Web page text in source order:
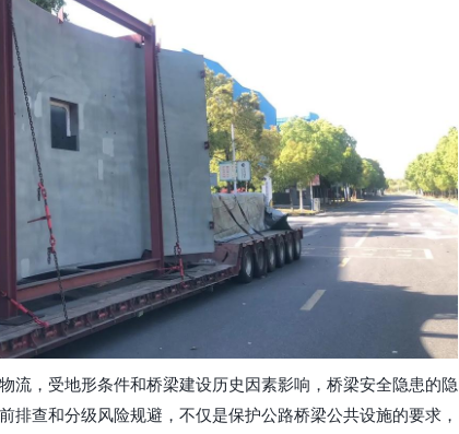
流，受地形条件和桥梁建设历史因素影响，桥梁安全隐患的隐
排查和分级风险规避，不仅是保护公路桥梁公共设施的要求，